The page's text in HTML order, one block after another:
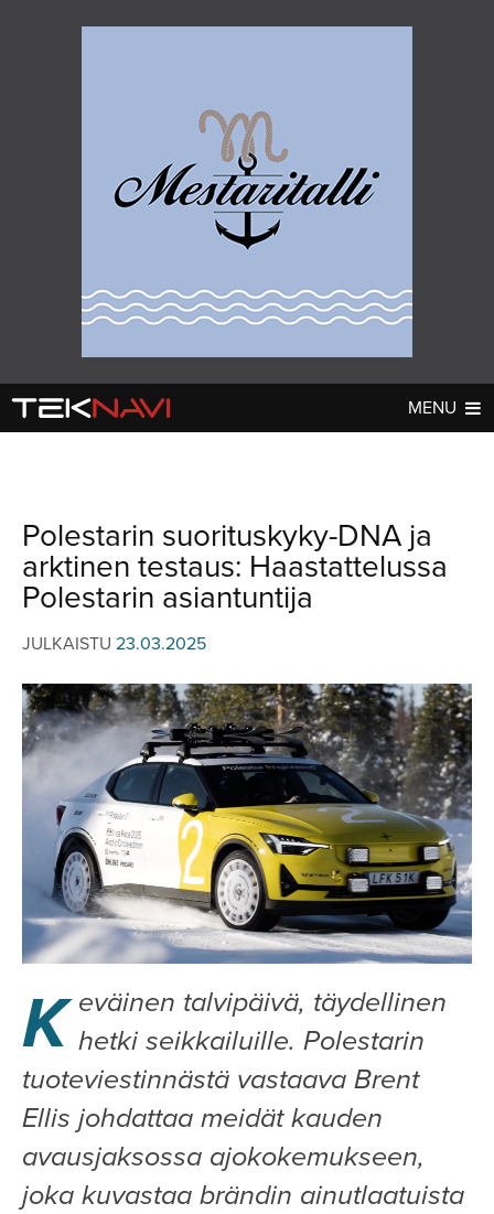
MENU
AJETUT
KOMMENTTI
HUHUT
TESTIT
KOMMENTTI
KILPAILUT
TV-OHJELMA
HAKU
Hae
Polestarin suorituskyky-DNA ja
arktinen testaus: Haastattelussa
Polestarin asiantuntija
JULKAISTU 23.03.2025
K eväinen talvipäivä, täydellinen
hetki seikkailuille. Polestarin
tuoteviestinnästä vastaava Brent
Ellis johdattaa meidät kauden
avausjaksossa ajokokemukseen,
joka kuvastaa brändin ainutlaatuista